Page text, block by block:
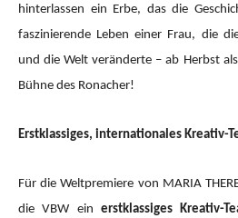
hinterlassen ein Erbe, das die
faszinierende Leben einer Frau, die
und die Welt veränderte – ab Herbst
Bühne des Ronacher!
Erstklassiges, internationales Kreativ-
Für die Weltpremiere von MARIA
die VBW ein erstklassiges Kreativ-